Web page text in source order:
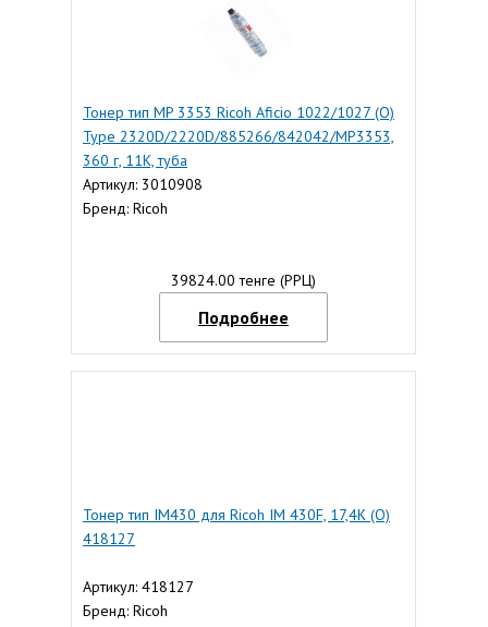
Тонер тип MP 3353 Ricoh Aficio 1022/1027 (О)
Type 2320D/2220D/885266/842042/MP3353,
360 г, 11К, туба
Артикул: 3010908
Бренд: Ricoh
39824.00 тенге (РРЦ)
Подробнее
Тонер тип IM430 для Ricoh IM 430F, 17,4К (О)
418127
Артикул: 418127
Бренд: Ricoh